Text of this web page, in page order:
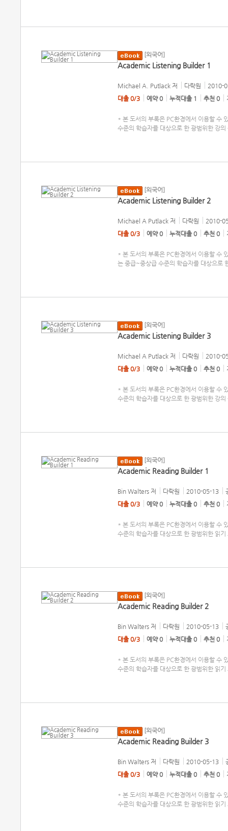
[외국어]
Academic Listening Builder 1
Michael A. Putlack 저 다락원
2010-
대출 0/3
예약 0 누적대출 1 추천 0
* 본 도서의 부록은 PC환경에서 이용할 수
수준의 학습자를 대상으로 한 광범위한 강
[외국어]
Academic Listening Builder 2
Michael A Putlack 저 다락원
2010-
대출 0/3
예약 0 누적대출 0 추천 0
* 본 도서의 부록은 PC환경에서 이용할 수
는 중급~중상급 수준의 학습자를 대상으로
[외국어]
Academic Listening Builder 3
Michael A Putlack 저 다락원
2010-
대출 0/3
예약 0 누적대출 0 추천 0
* 본 도서의 부록은 PC환경에서 이용할 수
수준의 학습자를 대상으로 한 광범위한 강
[외국어]
Academic Reading Builder 1
Bin Walters 저 다락원 2010-05-13
대출 0/3
예약 0 누적대출 0 추천 0
* 본 도서의 부록은 PC환경에서 이용할 수
수준의 학습자를 대상으로 한 광범위한 읽
[외국어]
Academic Reading Builder 2
Bin Walters 저 다락원 2010-05-13
대출 0/3
예약 0 누적대출 0 추천 0
* 본 도서의 부록은 PC환경에서 이용할 수
수준의 학습자를 대상으로 한 광범위한 읽
[외국어]
Academic Reading Builder 3
Bin Walters 저 다락원 2010-05-13
대출 0/3
예약 0 누적대출 0 추천 0
* 본 도서의 부록은 PC환경에서 이용할 수
수준의 학습자를 대상으로 한 광범위한 읽